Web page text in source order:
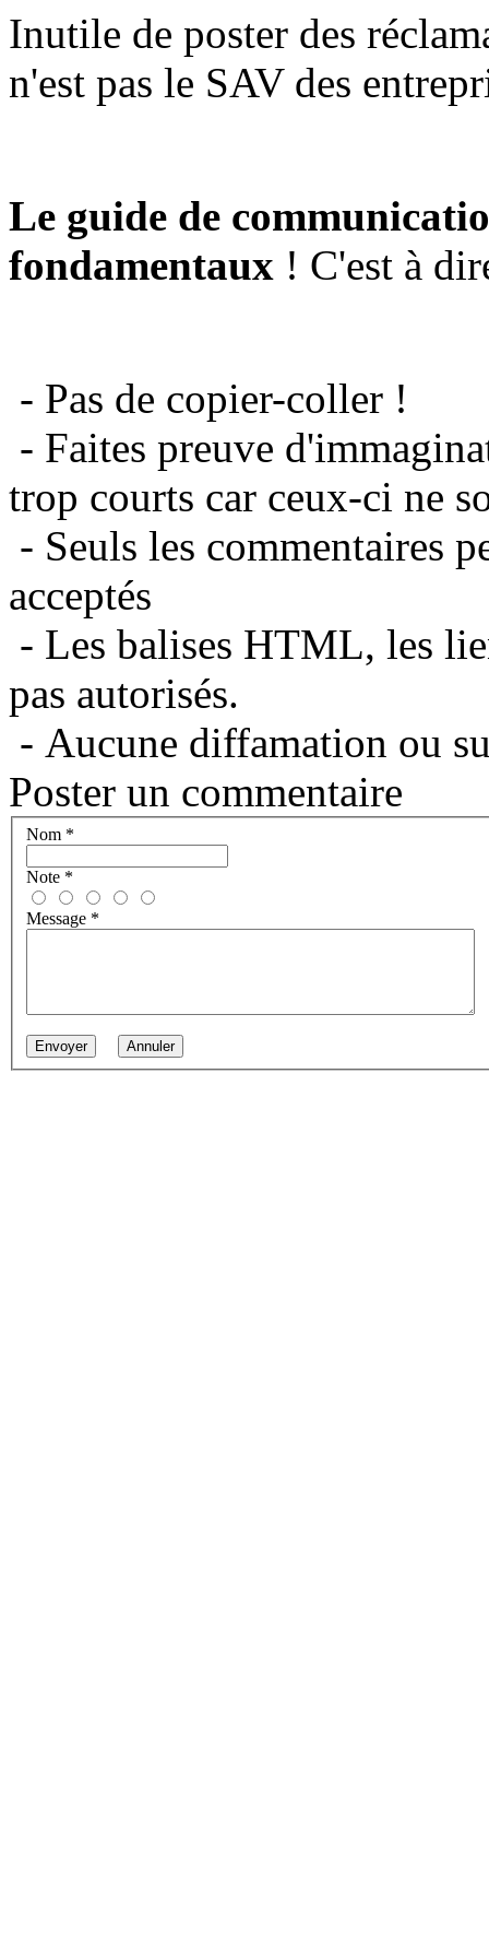
Inutile de poster des
n'est pas le SAV des
Le guide de
fondamentaux ! C'est à
- Pas de copier-coller !
- Faites preuve
trop courts car ceux-ci ne
- Seuls les commentaires
acceptés
- Les balises HTML, les
pas autorisés.
- Aucune diffamation ou
Poster un commentaire
Nom *
Note *
Message *